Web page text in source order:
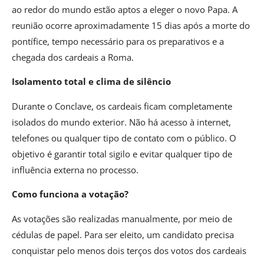
ao redor do mundo estão aptos a eleger o novo Papa. A
reunião ocorre aproximadamente 15 dias após a morte do
pontífice, tempo necessário para os preparativos e a
chegada dos cardeais a Roma.
Isolamento total e clima de silêncio
Durante o Conclave, os cardeais ficam completamente
isolados do mundo exterior. Não há acesso à internet,
telefones ou qualquer tipo de contato com o público. O
objetivo é garantir total sigilo e evitar qualquer tipo de
influência externa no processo.
Como funciona a votação?
As votações são realizadas manualmente, por meio de
cédulas de papel. Para ser eleito, um candidato precisa
conquistar pelo menos dois terços dos votos dos cardeais